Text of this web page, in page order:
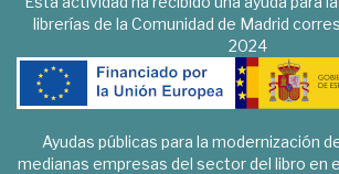
librerías de la Comunidad de Madrid
2024
Ayudas públicas para la modernización
medianas empresas del sector del libro en